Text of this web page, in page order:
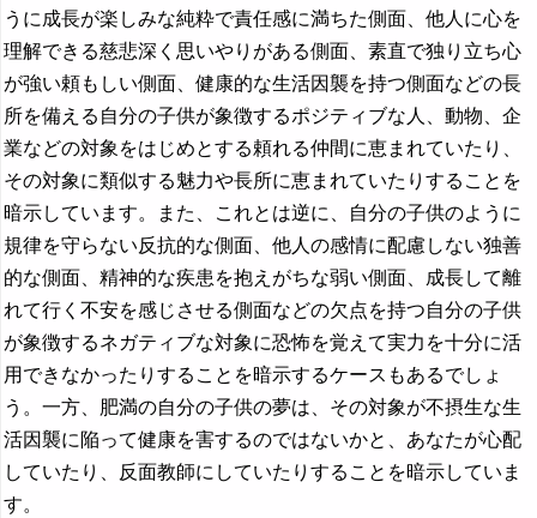
うに成長が楽しみな純粋で責任感に満ちた側面、他人に心を
理解できる慈悲深く思いやりがある側面、素直で独り立ち心
が強い頼もしい側面、健康的な生活因襲を持つ側面などの長
所を備える自分の子供が象徴するポジティブな人、動物、企
業などの対象をはじめとする頼れる仲間に恵まれていたり、
その対象に類似する魅力や長所に恵まれていたりすることを
暗示しています。また、これとは逆に、自分の子供のように
規律を守らない反抗的な側面、他人の感情に配慮しない独善
的な側面、精神的な疾患を抱えがちな弱い側面、成長して離
れて行く不安を感じさせる側面などの欠点を持つ自分の子供
が象徴するネガティブな対象に恐怖を覚えて実力を十分に活
用できなかったりすることを暗示するケースもあるでしょ
う。一方、肥満の自分の子供の夢は、その対象が不摂生な生
活因襲に陥って健康を害するのではないかと、あなたが心配
していたり、反面教師にしていたりすることを暗示していま
す。